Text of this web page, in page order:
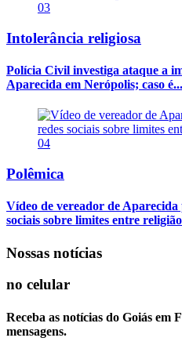
03
Intolerância religiosa
Polícia Civil investiga ataque a
Aparecida em Nerópolis; caso é...
04
Polêmica
Vídeo de vereador de Aparecida
sociais sobre limites entre
Nossas notícias
no celular
Receba as notícias do Goiás em
mensagens.